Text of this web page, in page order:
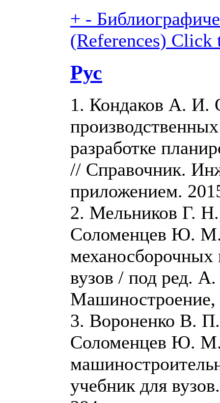
+ -
(References) Click
Рус
1. Кондаков А. И.
разработке
// Справочник.
приложением.
2. Мельников Г.
Соломенцев Ю. М.
механосборочных
вузов / под ред.
Машиностроение,
3. Вороненко В.
Соломенцев Ю. М.
учебник для